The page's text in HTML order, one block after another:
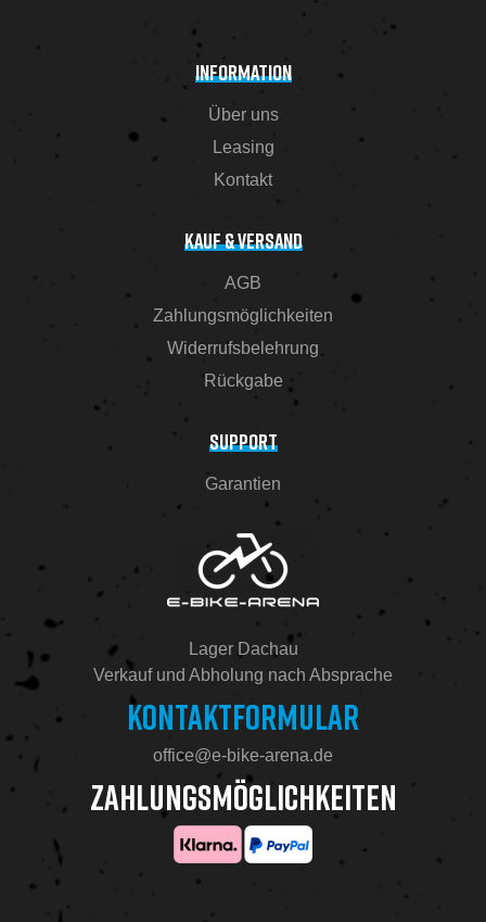
INFORMATION
Über uns
Leasing
Kontakt
KAUF & VERSAND
AGB
Zahlungsmöglichkeiten
Widerrufsbelehrung
Rückgabe
SUPPORT
Garantien
Lager Dachau
Verkauf und Abholung nach Absprache
KONTAKTFORMULAR
office@e-bike-arena.de
ZAHLUNGSMÖGLICHKEITEN